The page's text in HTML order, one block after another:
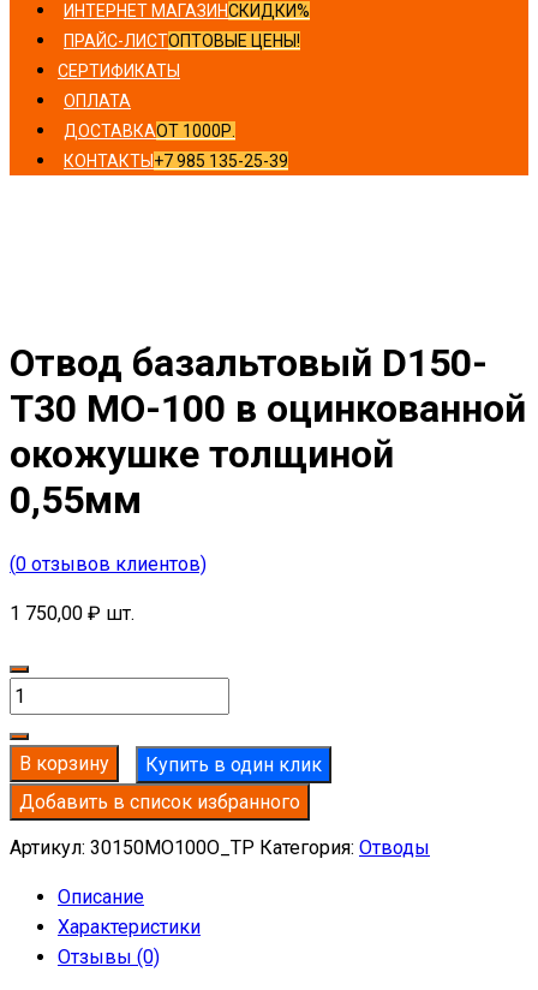
ИНТЕРНЕТ МАГАЗИНСКИДКИ%
ПРАЙС-ЛИСТОПТОВЫЕ ЦЕНЫ!
СЕРТИФИКАТЫ
ОПЛАТА
ДОСТАВКАОТ 1000Р.
КОНТАКТЫ +7 985 135-25-39
Отвод базальтовый D150-
T30 MO-100 в оцинкованной
окожушке толщиной
0,55мм
(0 отзывов клиентов)
1 750,00 ₽ шт.
Количество
товара
Отвод
базальтовый
D150-
T30
100
оцинкованной
В корзину
Купить в один клик
Добавить в список избранного
Артикул: 30150MO100O_TP Категория: Отводы
Описание
Характеристики
Отзывы (0)